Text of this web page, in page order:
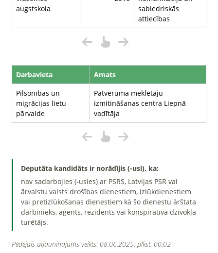
augstskola
sabiedriskās
attiecības
Darbavieta
Amats
Pilsonības un
migrācijas lietu
pārvalde
Patvēruma meklētāju
izmitināšanas centra Liepnā
vadītāja
Deputāta kandidāts ir norādījis (-usi), ka:
nav sadarbojies (-usies) ar PSRS, Latvijas PSR vai
ārvalstu valsts drošības dienestiem, izlūkdienestiem
vai pretizlūkošanas dienestiem kā šo dienestu ārštata
darbinieks, aģents, rezidents vai konspiratīvā dzīvokļa
turētājs.
Pēdējais atjauninājums veikts: 08.06.2025. plkst. 00:02